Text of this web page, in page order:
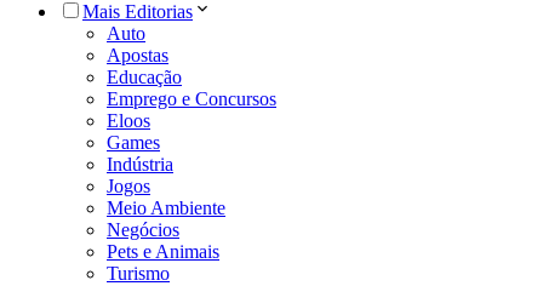
Mais Editorias
Auto
Apostas
Educação
Emprego e Concursos
Eloos
Games
Indústria
Jogos
Meio Ambiente
Negócios
Pets e Animais
Turismo